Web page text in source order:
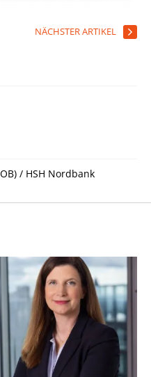
NÄCHSTER ARTIKEL
/ HSH Nordbank